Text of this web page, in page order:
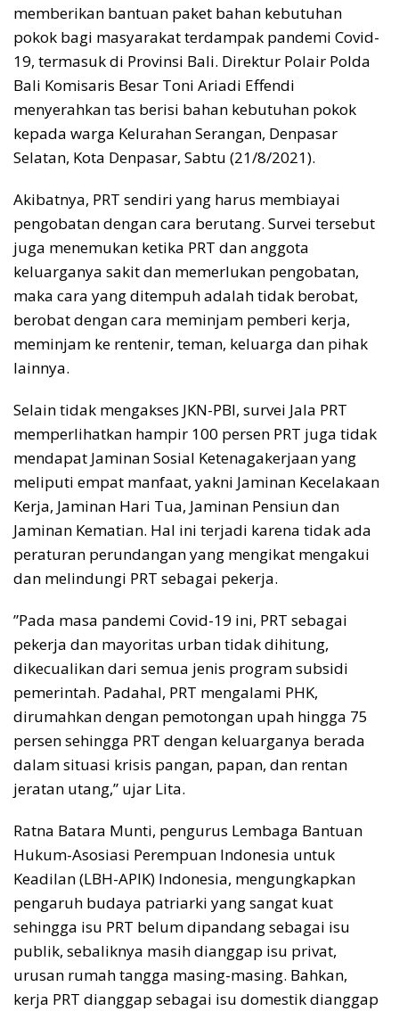
memberikan bantuan paket bahan kebutuhan
pokok bagi masyarakat terdampak pandemi Covid-
19, termasuk di Provinsi Bali. Direktur Polair Polda
Bali Komisaris Besar Toni Ariadi Effendi
menyerahkan tas berisi bahan kebutuhan pokok
kepada warga Kelurahan Serangan, Denpasar
Selatan, Kota Denpasar, Sabtu (21/8/2021).
Akibatnya, PRT sendiri yang harus membiayai
pengobatan dengan cara berutang. Survei tersebut
juga menemukan ketika PRT dan anggota
keluarganya sakit dan memerlukan pengobatan,
maka cara yang ditempuh adalah tidak berobat,
berobat dengan cara meminjam pemberi kerja,
meminjam ke rentenir, teman, keluarga dan pihak
lainnya.
Selain tidak mengakses JKN-PBI, survei Jala PRT
memperlihatkan hampir 100 persen PRT juga tidak
mendapat Jaminan Sosial Ketenagakerjaan yang
meliputi empat manfaat, yakni Jaminan Kecelakaan
Kerja, Jaminan Hari Tua, Jaminan Pensiun dan
Jaminan Kematian. Hal ini terjadi karena tidak ada
peraturan perundangan yang mengikat mengakui
dan melindungi PRT sebagai pekerja.
”Pada masa pandemi Covid-19 ini, PRT sebagai
pekerja dan mayoritas urban tidak dihitung,
dikecualikan dari semua jenis program subsidi
pemerintah. Padahal, PRT mengalami PHK,
dirumahkan dengan pemotongan upah hingga 75
persen sehingga PRT dengan keluarganya berada
dalam situasi krisis pangan, papan, dan rentan
jeratan utang,” ujar Lita.
Ratna Batara Munti, pengurus Lembaga Bantuan
Hukum-Asosiasi Perempuan Indonesia untuk
Keadilan (LBH-APIK) Indonesia, mengungkapkan
pengaruh budaya patriarki yang sangat kuat
sehingga isu PRT belum dipandang sebagai isu
publik, sebaliknya masih dianggap isu privat,
urusan rumah tangga masing-masing. Bahkan,
kerja PRT dianggap sebagai isu domestik dianggap